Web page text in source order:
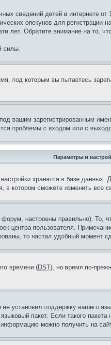
сведений детей в интернете
опекунов для
лет. Обратите внимание на то,
силы.
под которым вы пытаетесь
вашим зарегистрированным
проблемы с входом или с
Параметры и
хранятся в базе
котором сможете изменить все
настроены правильно).
центра пользователя.
то настал удобный момент
времени (DST), но время по-
не установил поддержку вашего
пакет. Если такого
можно получить на